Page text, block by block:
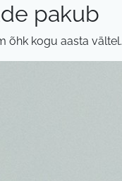
pakub
õhk kogu aasta vältel.